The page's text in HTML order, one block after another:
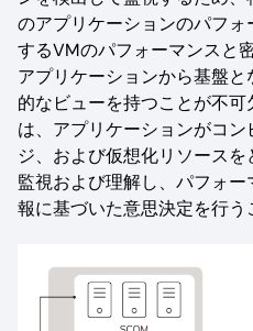
のアプリケーションのパフ
するVMのパフォーマンスと
アプリケーションから基盤
的なビューを持つことが不
は、アプリケーションがコ
ジ、および仮想化リソース
監視および理解し、パフォ
報に基づいた意思決定を行う